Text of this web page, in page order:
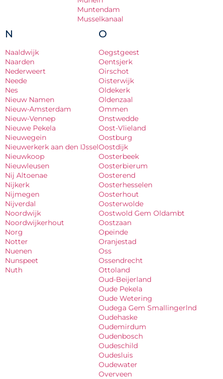
Muntendam
Musselkanaal
N
Naaldwijk
Naarden
Nederweert
Neede
Nes
Nieuw Namen
Nieuw-Amsterdam
Nieuw-Vennep
Nieuwe Pekela
Nieuwegein
Nieuwerkerk aan den IJssel
Nieuwkoop
Nieuwleusen
Nij Altoenae
Nijkerk
Nijmegen
Nijverdal
Noordwijk
Noordwijkerhout
Norg
Notter
Nuenen
Nunspeet
Nuth
O
Oegstgeest
Oentsjerk
Oirschot
Oisterwijk
Oldekerk
Oldenzaal
Ommen
Onstwedde
Oost-Vlieland
Oostburg
Oostdijk
Oosterbeek
Oosterbierum
Oosterend
Oosterhesselen
Oosterhout
Oosterwolde
Oostwold Gem Oldambt
Oostzaan
Opeinde
Oranjestad
Oss
Ossendrecht
Ottoland
Oud-Beijerland
Oude Pekela
Oude Wetering
Oudega Gem Smallingerlnd
Oudehaske
Oudemirdum
Oudenbosch
Oudeschild
Oudesluis
Oudewater
Overveen